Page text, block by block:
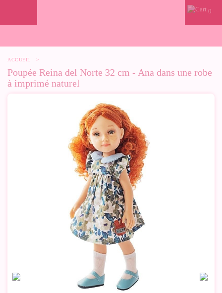
0
ACCUEIL >
Poupée Reina del Norte 32 cm - Ana dans une robe
à imprimé naturel